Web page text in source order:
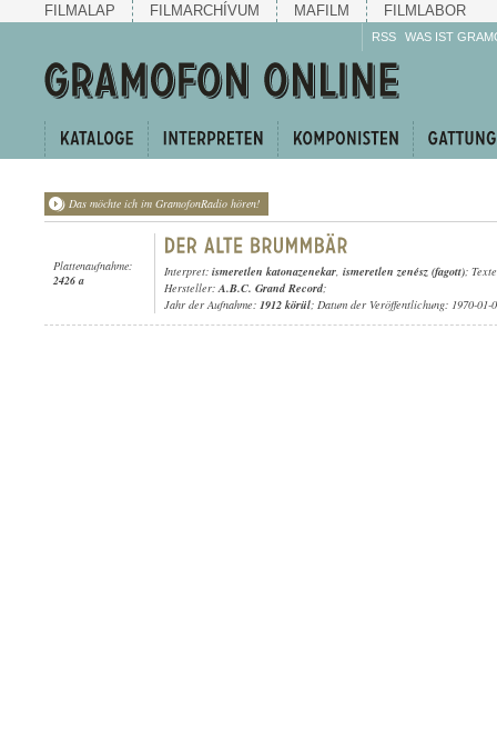
FILMALAP FILMARCHÍVUM MAFILM FILMLABOR
RSS WAS IST
Das möchte ich im GramofonRadio hören!
Plattenaufnahme:
2426 a
Interpret: ismeretlen katonazenekar, ismeretlen zenész (fagott);
Hersteller:A.B.C. Grand Record;
Jahr der Aufnahme: 1912 körül; Datum der Veröffentlichung: 1970-01-